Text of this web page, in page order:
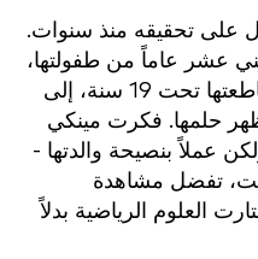
على تحقيقه منذ سنوات.
عشر عاماً من طفولتها،
ثم اختيرت للعب مع فريق مقاطعتها تحت 19 سنة، إلى
حلمها. فكرت مينكي
عملاً بنصيحة والدتها -
تفضل مشاهدة
العلوم الرياضية بدلاً